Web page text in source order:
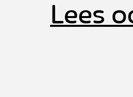
Lees